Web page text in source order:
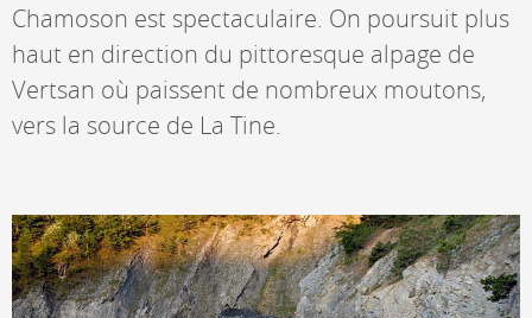
Chamoson est spectaculaire. On poursuit plus
haut en direction du pittoresque alpage de
Vertsan où paissent de nombreux moutons,
vers la source de La Tine.